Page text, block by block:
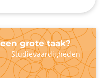
grote taak?
Studievaardigheden